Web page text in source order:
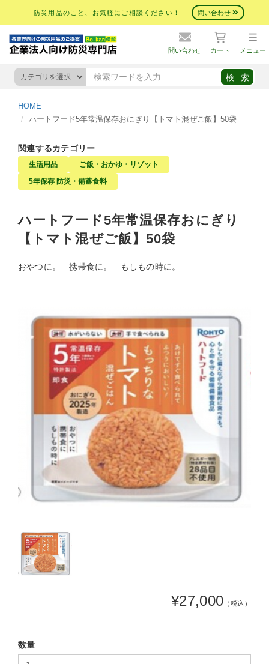
防災用品のこと、お気軽にご相談ください！ 問い合わせ
問い合わせ カート メニュー
HOME
ハートフード5年常温保存おにぎり【トマト混ぜご飯】50袋
関連するカテゴリー
生活用品
ご飯・おかゆ・リゾット
5年保存 防災・備蓄食料
ハートフード5年常温保存おにぎり
【トマト混ぜご飯】50袋
おやつに。 携帯食に。 もしもの時に。
¥27,000 （税込）
数量